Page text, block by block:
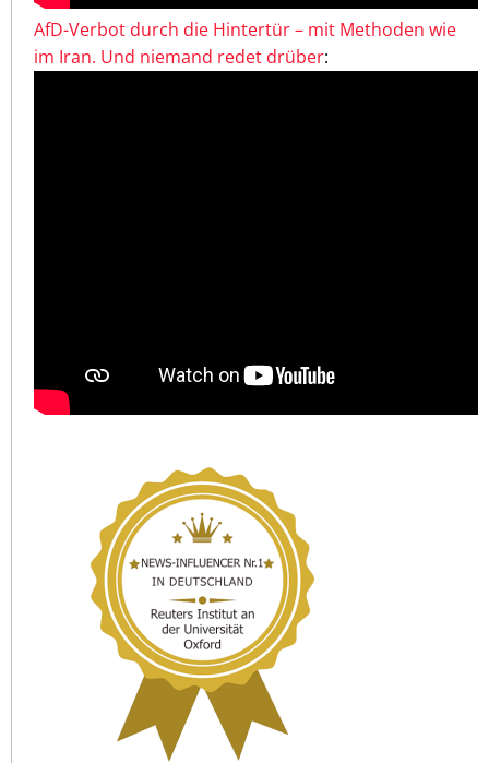
AfD-Verbot durch die Hintertür – mit Methoden wie
im Iran. Und niemand redet drüber: